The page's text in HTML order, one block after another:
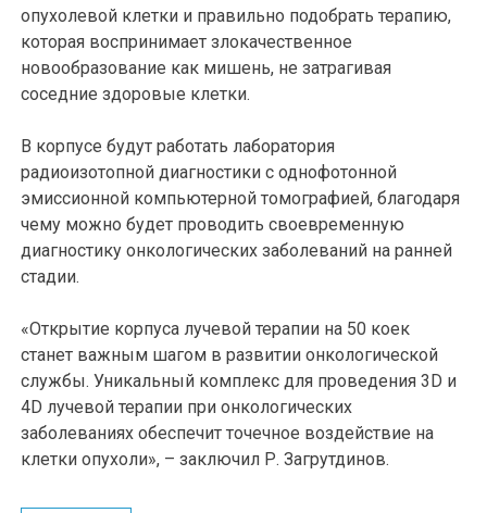
опухолевой клетки и правильно подобрать терапию,
которая воспринимает злокачественное
новообразование как мишень, не затрагивая
соседние здоровые клетки.
В корпусе будут работать лаборатория
радиоизотопной диагностики с однофотонной
эмиссионной компьютерной томографией, благодаря
чему можно будет проводить своевременную
диагностику онкологических заболеваний на ранней
стадии.
«Открытие корпуса лучевой терапии на 50 коек
станет важным шагом в развитии онкологической
службы. Уникальный комплекс для проведения 3D и
4D лучевой терапии при онкологических
заболеваниях обеспечит точечное воздействие на
клетки опухоли», – заключил Р. Загрутдинов.